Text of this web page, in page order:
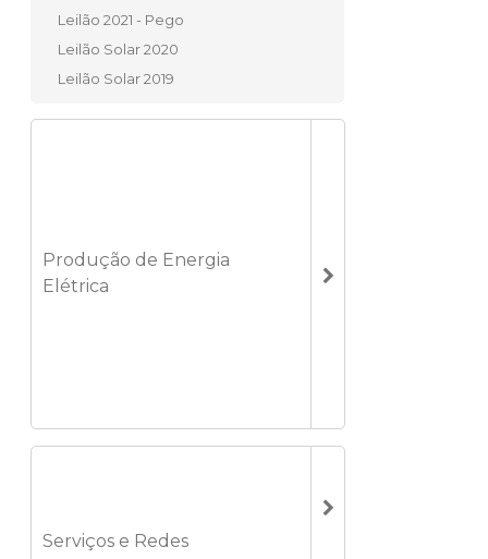
Leilão 2021 - Pego
Leilão Solar 2020
Leilão Solar 2019
Produção de Energia
Elétrica
Serviços e Redes